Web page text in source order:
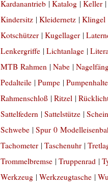
Kardanantrieb |Katalog |Keller
Kindersitz |Kleidernetz |Klingel
Kotschützer |Kugellager |
Lenkergriffe |Lichtanlage |
MTB Rahmen |Nabe |
Pedalteile |Pumpe |
Rahmenschloß |Ritzel |
Sattelfedern |Sattelstütze |
Schwebe |Spur 0
Tachometer |Taschenuhr |
Trommelbremse |Truppenrad |
Werkzeug |Werkzeugtasche |